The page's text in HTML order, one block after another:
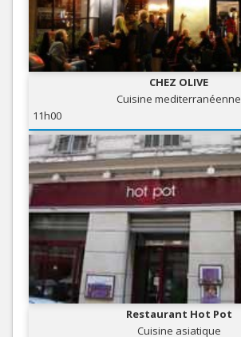
CHEZ OLIVE
Cuisine mediterranéenne
11h00
Restaurant Hot Pot
Cuisine asiatique